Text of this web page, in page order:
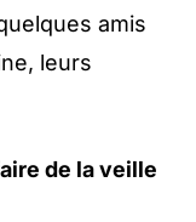
amis
leurs
de la veille